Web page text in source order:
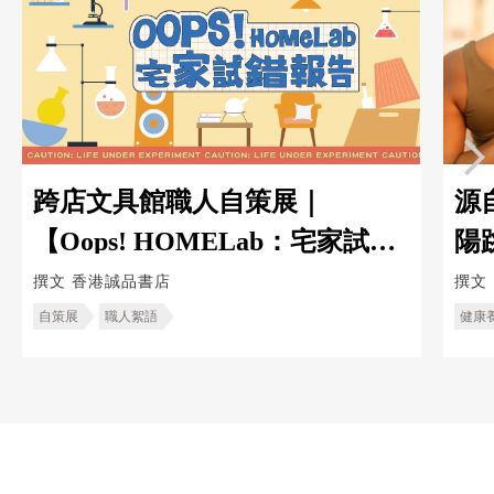
跨店文具館職人自策展｜
【Oops! HOMELab：宅家試錯
報告】
撰文 香港誠品書店
自策展 職人絮語
源
陽
提
撰文
健康